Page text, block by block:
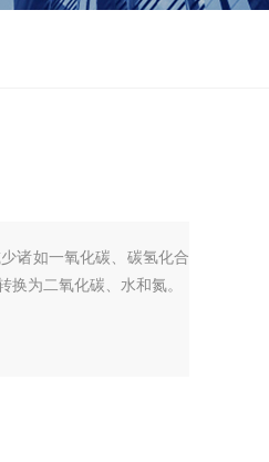
诸如一氧化碳、碳氢化合
为二氧化碳、水和氮。